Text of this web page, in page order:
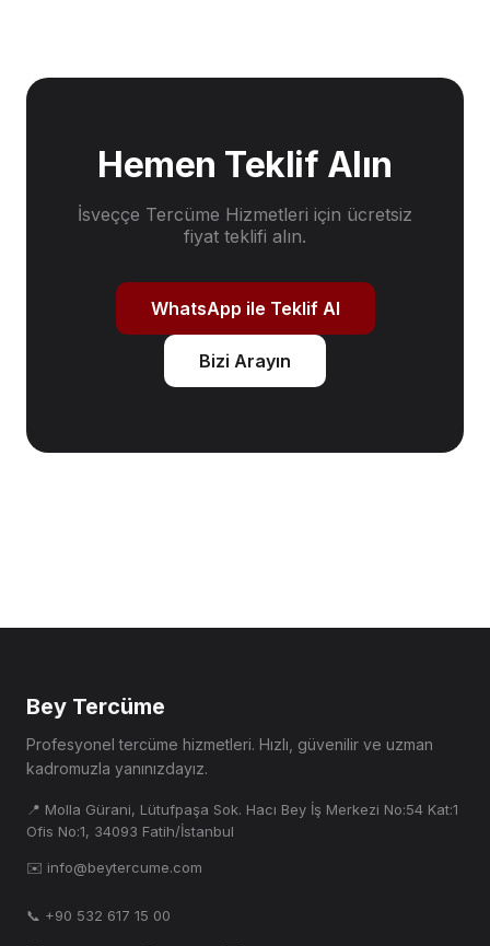
Hemen Teklif Alın
İsveççe Tercüme Hizmetleri için ücretsiz
fiyat teklifi alın.
WhatsApp ile Teklif Al
Bizi Arayın
Bey Tercüme
Profesyonel tercüme hizmetleri. Hızlı, güvenilir ve uzman
kadromuzla yanınızdayız.
📍 Molla Gürani, Lütufpaşa Sok. Hacı Bey İş Merkezi No:54 Kat:1
Ofis No:1, 34093 Fatih/İstanbul
✉️ info@beytercume.com
📞 +90 532 617 15 00